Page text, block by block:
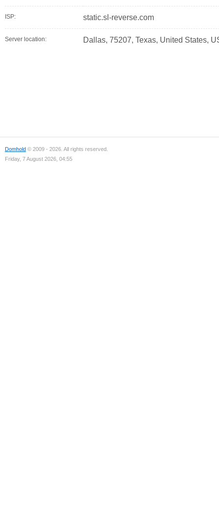
ISP: static.sl-reverse.com
Server location: Dallas, 75207, Texas, United States,
Domhold © 2009 - 2026. All rights reserved.
Friday, 7 August 2026, 04:55